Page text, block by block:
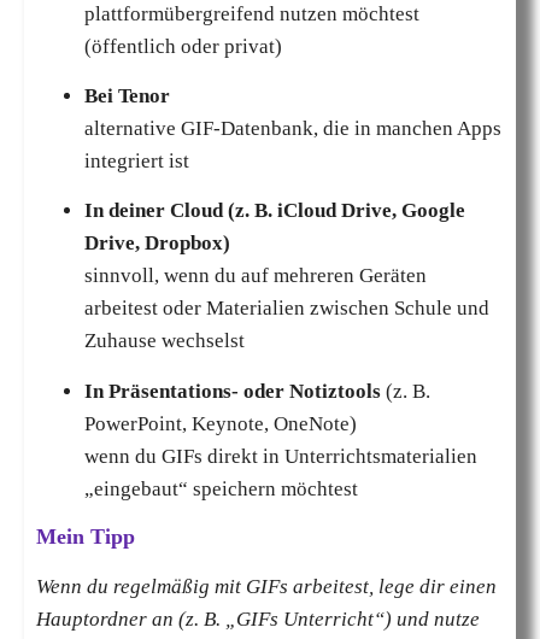
plattformübergreifend nutzen möchtest
(öffentlich oder privat)
Bei Tenor
alternative GIF-Datenbank, die in manchen Apps
integriert ist
In deiner Cloud (z. B. iCloud Drive, Google
Drive, Dropbox)
sinnvoll, wenn du auf mehreren Geräten
arbeitest oder Materialien zwischen Schule und
Zuhause wechselst
In Präsentations- oder Notiztools (z. B.
PowerPoint, Keynote, OneNote)
wenn du GIFs direkt in Unterrichtsmaterialien
„eingebaut“ speichern möchtest
Mein Tipp
Wenn du regelmäßig mit GIFs arbeitest, lege dir einen
Hauptordner an (z. B. „GIFs Unterricht“) und nutze